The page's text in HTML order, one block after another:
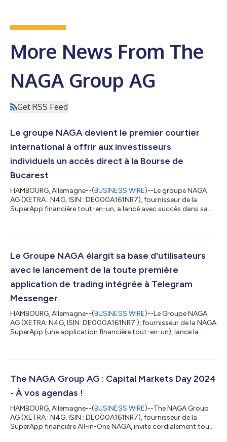
More News From The
NAGA Group AG
Get RSS Feed
Le groupe NAGA devient le premier courtier
international à offrir aux investisseurs
individuels un accès direct à la Bourse de
Bucarest
HAMBOURG, Allemagne--(BUSINESS WIRE)--Le groupe NAGA
AG (XETRA : N4G, ISIN : DE000A161NR7), fournisseur de la
SuperApp financière tout-en-un, a lancé avec succès dans sa
portefeuille de produits, NAGA devient le premier courtier de
facilitant ainsi les investissements de détail à la BSE à
l'internationale. Ce f...
Le Groupe NAGA élargit sa base d'utilisateurs
avec le lancement de la toute première
application de trading intégrée à Telegram
Messenger
HAMBOURG, Allemagne--(BUSINESS WIRE)--Le Groupe NAGA
AG (XETRA: N4G, ISIN: DE000A161NR7 ), fournisseur de la NAGA
SuperApp (une application financière tout-en-un), lance la
redéfinir la façon dont les investisseurs particuliers
ainsi d'un accès immédiat aux 950 millions d'utilisateurs de
Telegram, ce qui lui perm...
The NAGA Group AG : Capital Markets Day 2024
- À vos agendas !
HAMBOURG, Allemagne--(BUSINESS WIRE)--The NAGA Group
AG (XETRA : N4G, ISIN : DE000A161NR7), fournisseur de la
SuperApp financière All-in-One NAGA, invite cordialement tous